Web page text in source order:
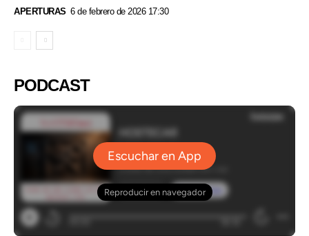
APERTURAS 6 de febrero de 2026 17:30
PODCAST